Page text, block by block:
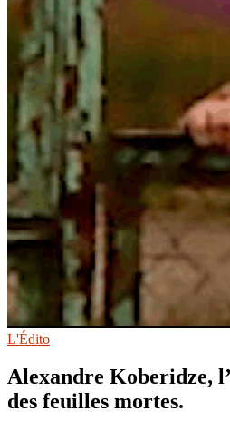
L'Édito
Alexandre Koberidze,
des feuilles mortes.